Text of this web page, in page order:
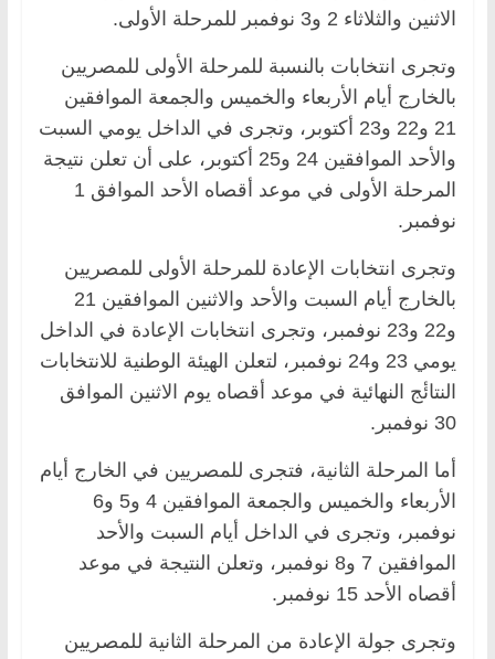
الاثنين والثلاثاء 2 و3 نوفمبر للمرحلة الأولى.
وتجرى انتخابات بالنسبة للمرحلة الأولى للمصريين
بالخارج أيام الأربعاء والخميس والجمعة الموافقين
21 و22 و23 أكتوبر، وتجرى في الداخل يومي السبت
والأحد الموافقين 24 و25 أكتوبر، على أن تعلن نتيجة
المرحلة الأولى في موعد أقصاه الأحد الموافق 1
نوفمبر.
وتجرى انتخابات الإعادة للمرحلة الأولى للمصريين
بالخارج أيام السبت والأحد والاثنين الموافقين 21
و22 و23 نوفمبر، وتجرى انتخابات الإعادة في الداخل
يومي 23 و24 نوفمبر، لتعلن الهيئة الوطنية للانتخابات
النتائٔج النهائية في موعد أقصاه يوم الاثنين الموافق
30 نوفمبر.
أما المرحلة الثانية، فتجرى للمصريين في الخارج أيام
الأربعاء والخميس والجمعة الموافقين 4 و5 و6
نوفمبر، وتجرى في الداخل أيام السبت والأحد
الموافقين 7 و8 نوفمبر، وتعلن النتيجة في موعد
أقصاه الأحد 15 نوفمبر.
وتجرى جولة الإعادة من المرحلة الثانية للمصريين